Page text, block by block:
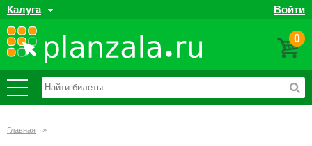
Калуга Войти
0
Главная »